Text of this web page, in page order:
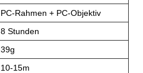
PC-Rahmen + PC-Objektiv
8 Stunden
39g
10-15m